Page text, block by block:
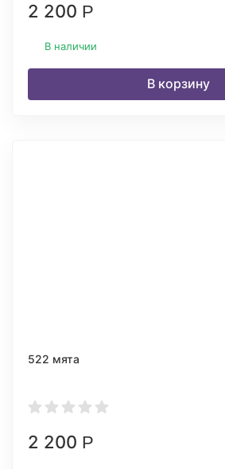
2 200 Р
В наличии
В корзину
522 мята
2 200 Р